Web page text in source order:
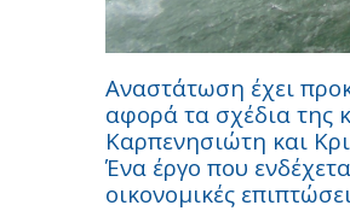
Αναστάτωση έχει
αφορά τα σχέδια της
Καρπενησιώτη και
Ένα έργο που
οικονομικές